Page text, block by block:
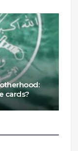
cards?